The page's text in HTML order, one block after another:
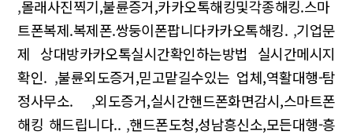
,몰래사진찍기,불륜증거,카카오톡해킹및각종해킹.스마
트폰복제.복제폰.쌍둥이폰팝니다카카오톡해킹. ,기업문
제 상대방카카오톡실시간확인하는방법 실시간메시지
확인. ,불륜외도증거,믿고맡길수있는 업체,역활대행-탐
정사무소. ,외도증거,실시간핸드폰화면감시,스마트폰
해킹 해드립니다.. ,핸드폰도청,성남흥신소,모든대행-흥